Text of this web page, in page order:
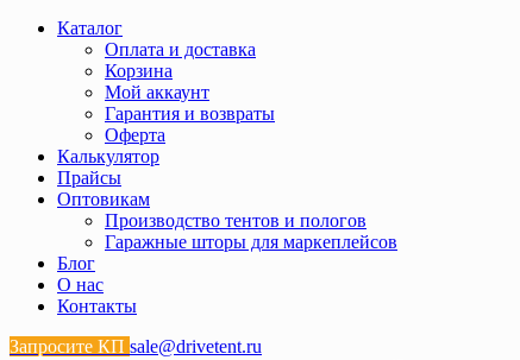
Каталог
Оплата и доставка
Корзина
Мой аккаунт
Гарантия и возвраты
Оферта
Калькулятор
Прайсы
Оптовикам
Производство тентов и пологов
Гаражные шторы для маркеплейсов
Блог
О нас
Контакты
Запросите КП sale@drivetent.ru